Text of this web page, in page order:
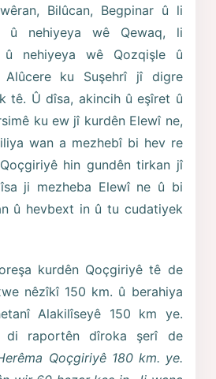
Bilûcan, Begpinar û li
û nehiyeya wê Qewaq, li
û nehiyeya wê Qozqişle û
ku Suşehrî jî digre
tê. Û dîsa, akincih û eşîret û
ku ew jî kurdên Elewî ne,
wan a mezhebî bi hev re
hin gundên tirkan jî
ji mezheba Elewî ne û bi
û hevbext in û tu cudatiyek
kurdên Qoçgiriyê tê de
nêzîkî 150 km. û berahiya
Alakilîseyê 150 km ye.
di raportên dîroka şerî de
Qoçgiriyê 180 km. ye.